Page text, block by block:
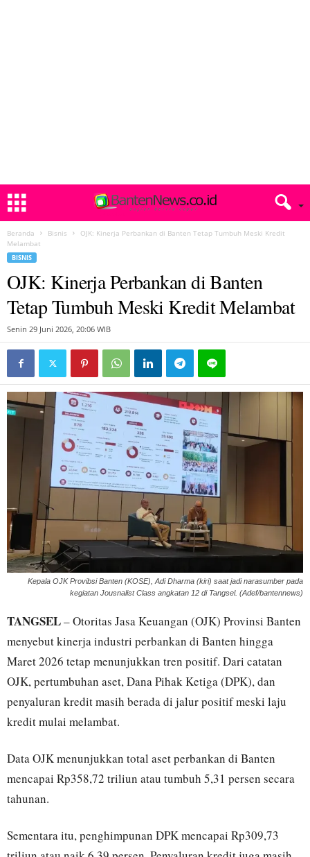
Beranda Bisnis
OJK: Kinerja Perbankan di Banten Tetap Tumbuh Meski Kredit
Melambat
BISNIS
OJK: Kinerja Perbankan di Banten
Tetap Tumbuh Meski Kredit Melambat
Senin 29 Juni 2026, 20:06 WIB
Kepala OJK Provibsi Banten (KOSE), Adi Dharma (kiri) saat jadi narasumber pada
kegiatan Jousnalist Class angkatan 12 di Tangsel. (Adef/bantennews)
TANGSEL– Otoritas Jasa Keuangan (OJK) Provinsi Banten
menyebut kinerja industri perbankan di Banten hingga
Maret 2026 tetap menunjukkan tren positif. Dari catatan
OJK, pertumbuhan aset, Dana Pihak Ketiga (DPK), dan
penyaluran kredit masih berada di jalur positif meski laju
kredit mulai melambat.
Data OJK menunjukkan total aset perbankan di Banten
mencapai Rp358,72 triliun atau tumbuh 5,31 persen secara
tahunan.
Sementara itu, penghimpunan DPK mencapai Rp309,73